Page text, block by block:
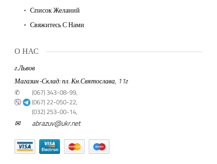
Список Желаний
Свяжитесь С Нами
О НАС
г.Львов
Магазин-Склад: пл. Кн.Святослава, 11г
✆
(067) 343-08-99,
(067) 22-050-22,
(032) 253-00-14,
✉ abrazuv@ukr.net